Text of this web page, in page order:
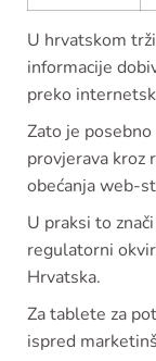
U hrvatskom
informacije
preko
Zato je
provjerava kroz
obećanja web-
U praksi to
regulatorni
Hrvatska.
Za tablete za
ispred